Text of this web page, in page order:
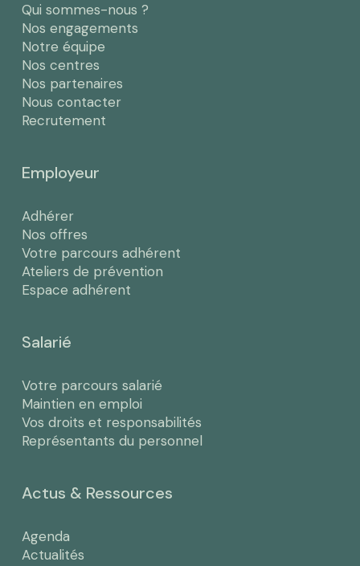
Qui sommes-nous ?
Nos engagements
Notre équipe
Nos centres
Nos partenaires
Nous contacter
Recrutement
Employeur
Adhérer
Nos offres
Votre parcours adhérent
Ateliers de prévention
Espace adhérent
Salarié
Votre parcours salarié
Maintien en emploi
Vos droits et responsabilités
Représentants du personnel
Actus & Ressources
Agenda
Actualités